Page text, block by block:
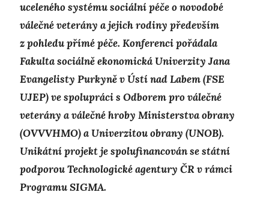
uceleného systému sociální péče o novodobé
válečné veterány a jejich rodiny především
z pohledu přímé péče. Konferenci pořádala
Fakulta sociálně ekonomická Univerzity Jana
Evangelisty Purkyně v Ústí nad Labem (FSE
UJEP) ve spolupráci s Odborem pro válečné
veterány a válečné hroby Ministerstva obrany
(OVVVHMO) a Univerzitou obrany (UNOB).
Unikátní projekt je spolufinancován se státní
podporou Technologické agentury ČR v rámci
Programu SIGMA.